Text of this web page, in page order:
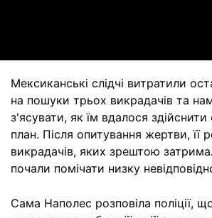
Мексиканські слідчі витратили
на пошуки трьох викрадачів та
з'ясувати, як їм вдалося здійснити
план. Після опитування жертви, її
викрадачів, яких зрештою
почали помічати низку
Сама Наполес розповіла поліції,